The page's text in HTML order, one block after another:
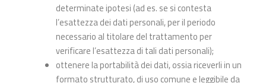
determinate ipotesi (ad es. se si contesta
l’esattezza dei dati personali, per il periodo
necessario al titolare del trattamento per
verificare l’esattezza di tali dati personali);
ottenere la portabilità dei dati, ossia riceverli in un
formato strutturato, di uso comune e leggibile da